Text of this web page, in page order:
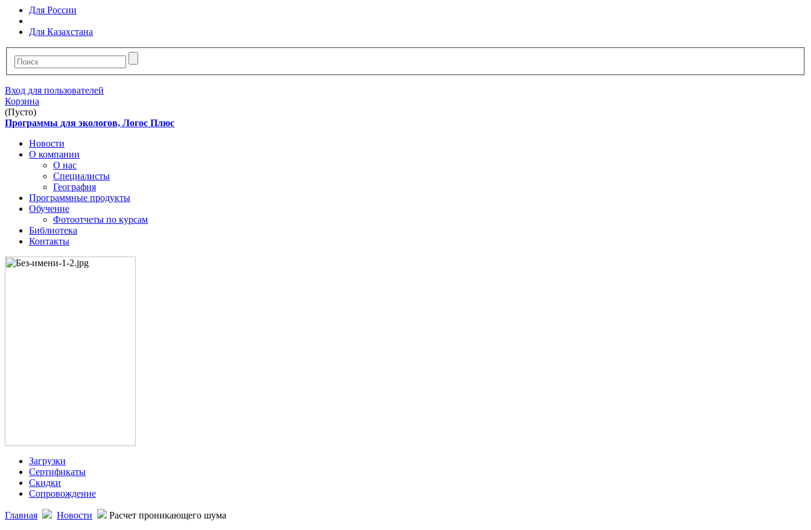
Для России
Для Казахстана
Вход для пользователей
Корзина
(Пусто)
Программы для экологов, Логос Плюс
Новости
О компании
О нас
Специалисты
География
Программные продукты
Обучение
Фотоотчеты по курсам
Библиотека
Контакты
Загрузки
Сертификаты
Скидки
Сопровождение
Главная Новости Расчет проникающего шума